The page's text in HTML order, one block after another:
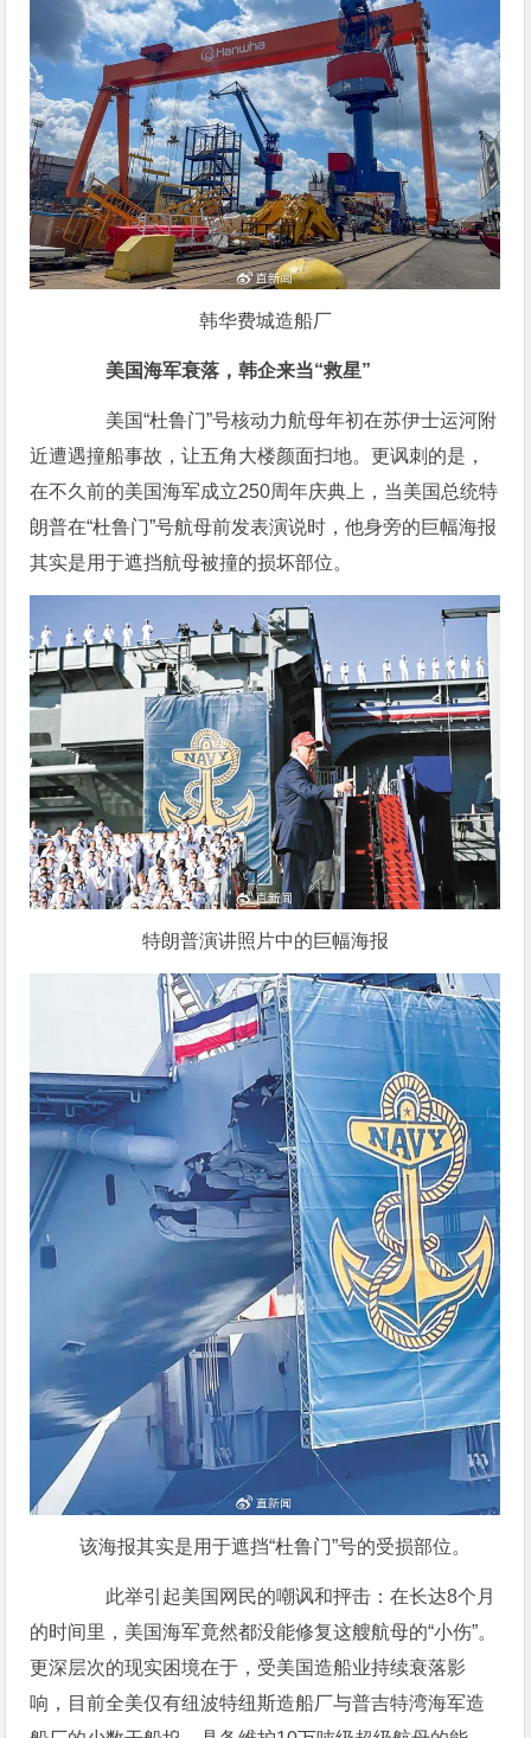
韩华费城造船厂
美国海军衰落，韩企来当“救星”
美国“杜鲁门”号核动力航母年初在苏伊士运河附
近遭遇撞船事故，让五角大楼颜面扫地。更讽刺的是，
在不久前的美国海军成立250周年庆典上，当美国总统特
朗普在“杜鲁门”号航母前发表演说时，他身旁的巨幅海报
其实是用于遮挡航母被撞的损坏部位。
特朗普演讲照片中的巨幅海报
该海报其实是用于遮挡“杜鲁门”号的受损部位。
此举引起美国网民的嘲讽和抨击：在长达8个月
的时间里，美国海军竟然都没能修复这艘航母的“小伤”。
更深层次的现实困境在于，受美国造船业持续衰落影
响，目前全美仅有纽波特纽斯造船厂与普吉特湾海军造